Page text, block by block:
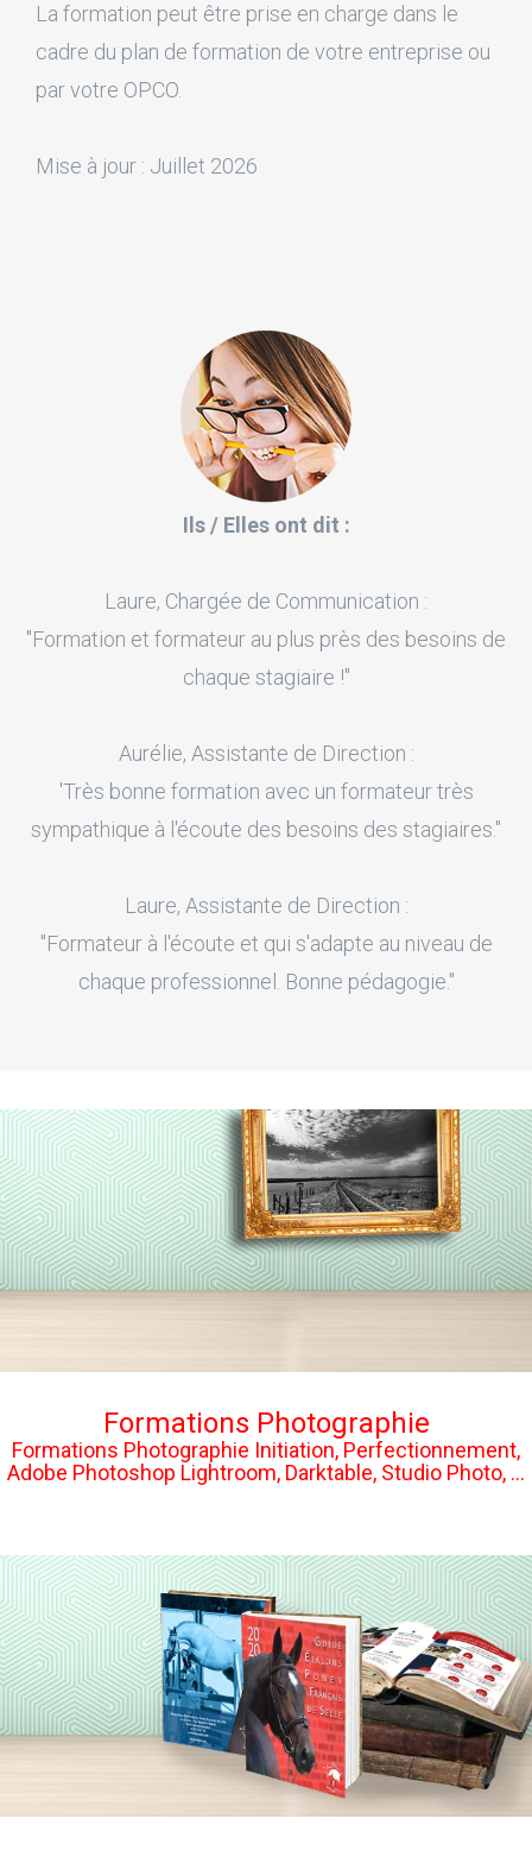
La formation peut être prise en charge dans le
cadre du plan de formation de votre entreprise ou
par votre OPCO.
Mise à jour : Juillet 2026
Ils / Elles ont dit :
Laure, Chargée de Communication :
"Formation et formateur au plus près des besoins de
chaque stagiaire !"
Aurélie, Assistante de Direction :
'Très bonne formation avec un formateur très
sympathique à l'écoute des besoins des stagiaires."
Laure, Assistante de Direction :
"Formateur à l'écoute et qui s'adapte au niveau de
chaque professionnel. Bonne pédagogie."
Formations Photographie
Formations Photographie Initiation, Perfectionnement,
Adobe Photoshop Lightroom, Darktable, Studio Photo, ...